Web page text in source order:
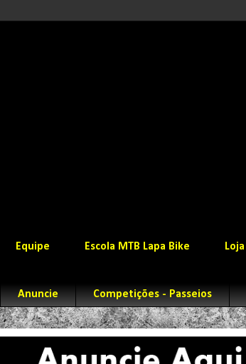
Equipe Escola MTB Lapa Bike Loja
Anuncie Competições - Passeios